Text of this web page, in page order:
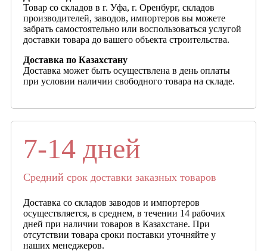
Товар со складов в г. Уфа, г. Оренбург, складов
производителей, заводов, импортеров вы можете
забрать самостоятельно или воспользоваться услугой
доставки товара до вашего объекта строительства.
Доставка по Казахстану
Доставка может быть осуществлена в день оплаты
при условии наличии свободного товара на складе.
7-14 дней
Средний срок доставки заказных товаров
Доставка со складов заводов и импортеров
осуществляется, в среднем, в течении 14 рабочих
дней при наличии товаров в Казахстане. При
отсутствии товара сроки поставки уточняйте у
наших менеджеров.